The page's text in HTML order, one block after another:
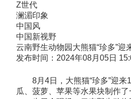
Z世代
澜湄印象
中国风
中国新视野
云南野生动物园大熊猫“珍多”迎
发布时间：2024年08月05日
8月4日，大熊猫“珍多”迎来
瓜、菠萝、苹果等水果块制作